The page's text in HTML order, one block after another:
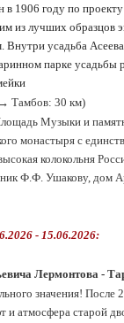
1906 году по
из лучших
усадьба
парке усадьбы
→ Тамбов: 30 км)
Музыки и
монастыря с
колокольня
Ф.Ф. Ушакову, дом
- 15.06.2026:
Лермонтова -
значения!
и атмосфера старой